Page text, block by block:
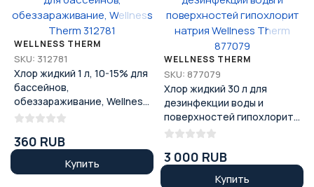
WELLNESS THERM
SKU: 312781
Хлор жидкий 1 л, 10-15% для
бассейнов,
обеззараживание, Wellness
Therm 312781
360 RUB
Купить
WELLNESS THERM
SKU: 877079
Хлор жидкий 30 л для
дезинфекции воды и
поверхностей гипохлорит
натрия Wellness Therm
3 000 RUB
Купить